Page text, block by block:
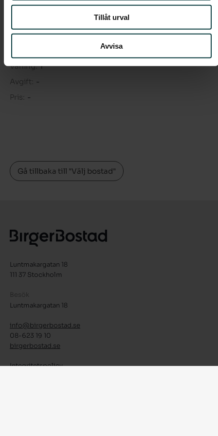
Tillåt urval
Avvisa
Bostadsrätt
Rum: 4
Våning: 1
Avgift: -
Pris: -
Gå tillbaka till "Välj bostad"
Luntmakargatan 18
111 37 Stockholm
Besök
Luntmakargatan 18
info@birgerbostad.se
08-623 19 10
birgerbostad.se
Integritetspolicy